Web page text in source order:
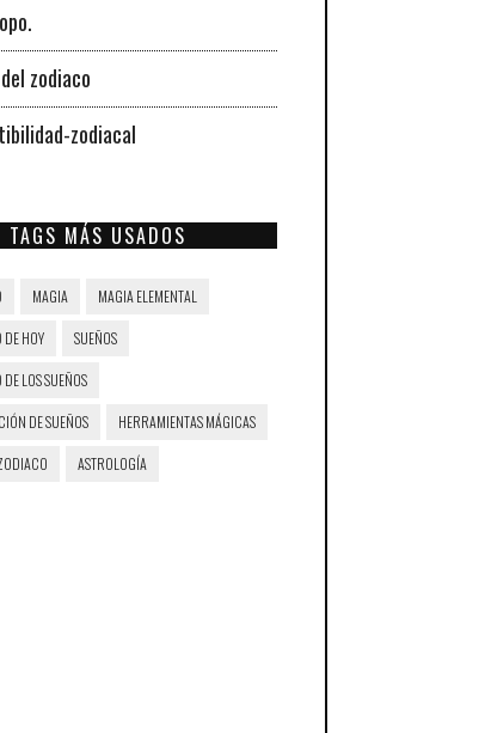
zodiaco
zodiacal
TAGS MÁS USADOS
MAGIA MAGIA ELEMENTAL
DE HOY SUEÑOS
LOS SUEÑOS
DE SUEÑOS HERRAMIENTAS MÁGICAS
ASTROLOGÍA